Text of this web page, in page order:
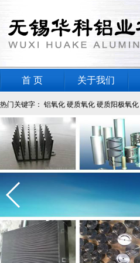
首 页 关于我们
热门关键字： 铝氧化 硬质氧化 硬质阳极氧化